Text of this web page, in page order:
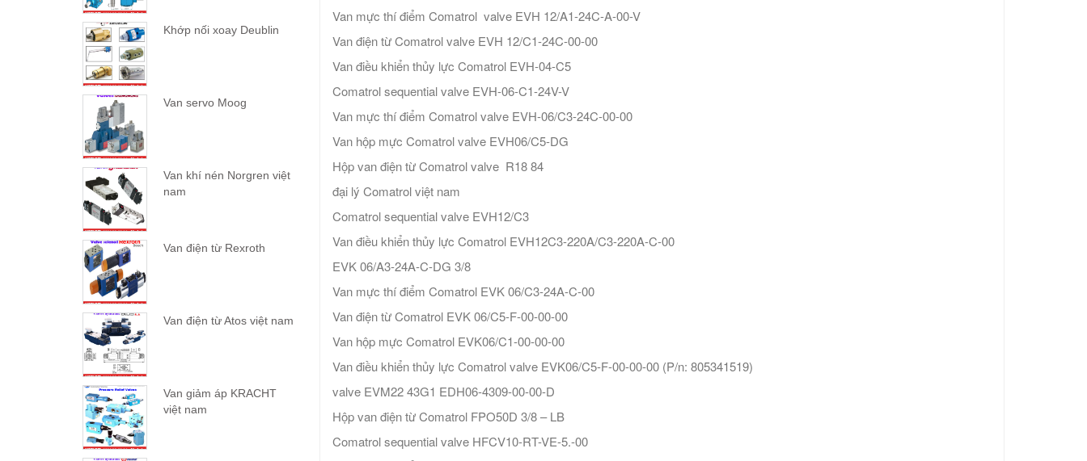
Van mực thí điểm Comatrol valve EVH 12/A1-24C-A-00-V
Van điện từ Comatrol valve EVH 12/C1-24C-00-00
Van điều khiển thủy lực Comatrol EVH-04-C5
Comatrol sequential valve EVH-06-C1-24V-V
Van mực thí điểm Comatrol valve EVH-06/C3-24C-00-00
Van hộp mực Comatrol valve EVH06/C5-DG
Hộp van điện từ Comatrol valve R18 84
đại lý Comatrol việt nam
Comatrol sequential valve EVH12/C3
Van điều khiển thủy lực Comatrol EVH12C3-220A/C3-220A-C-00
EVK 06/A3-24A-C-DG 3/8
Van mực thí điểm Comatrol EVK 06/C3-24A-C-00
Van điện từ Comatrol EVK 06/C5-F-00-00-00
Van hộp mực Comatrol EVK06/C1-00-00-00
Van điều khiển thủy lực Comatrol valve EVK06/C5-F-00-00-00 (P/n: 805341519)
valve EVM22 43G1 EDH06-4309-00-00-D
Hộp van điện từ Comatrol FPO50D 3/8 – LB
Comatrol sequential valve HFCV10-RT-VE-5.-00
Khớp nối xoay Deublin
Van servo Moog
Van khí nén Norgren việt
nam
Van điện từ Rexroth
Van điện từ Atos việt nam
Van giảm áp KRACHT
việt nam